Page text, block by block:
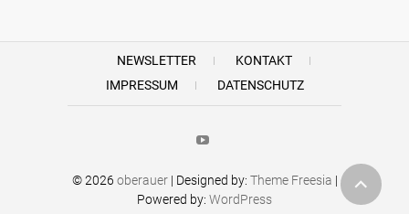
NEWSLETTER
KONTAKT
IMPRESSUM
DATENSCHUTZ
Youtube
© 2026 oberauer| Designed by: Theme Freesia |
Powered by: WordPress